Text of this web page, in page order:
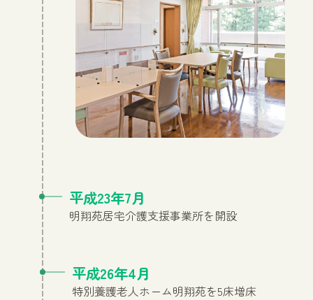
平成23年7月
明翔苑居宅介護支援事業所を開設
平成26年4月
特別養護老人ホーム明翔苑を5床増床